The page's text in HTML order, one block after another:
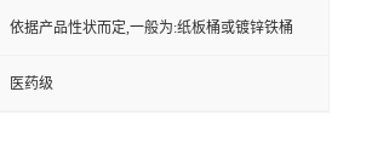
依据产品性状而定,一般为:纸板桶或镀锌铁桶
医药级